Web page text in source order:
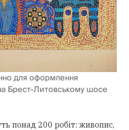
для оформлення
Брест-Литовському шосе
понад 200 робіт: живопис,